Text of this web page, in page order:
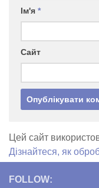
Ім'я *
Сайт
Цей сайт
Дізнайтеся, як
FOLLOW: